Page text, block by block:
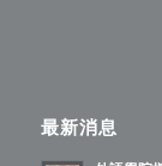
最新消息